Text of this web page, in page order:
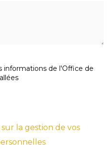
informations de l'Office de
la gestion de vos